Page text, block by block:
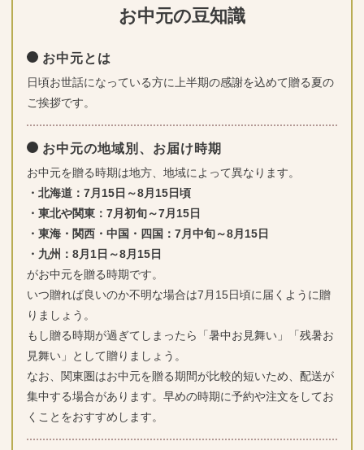
お中元の豆知識
お中元とは
日頃お世話になっている方に上半期の感謝を込めて贈る夏の
ご挨拶です。
お中元の地域別、お届け時期
お中元を贈る時期は地方、地域によって異なります。
・北海道：7月15日～8月15日頃
・東北や関東：7月初旬～7月15日
・東海・関西・中国・四国：7月中旬～8月15日
・九州：8月1日～8月15日
がお中元を贈る時期です。
いつ贈れば良いのか不明な場合は7月15日頃に届くように贈
りましょう。
もし贈る時期が過ぎてしまったら「暑中お見舞い」「残暑お
見舞い」として贈りましょう。
なお、関東圏はお中元を贈る期間が比較的短いため、配送が
集中する場合があります。早めの時期に予約や注文をしてお
くことをおすすめします。